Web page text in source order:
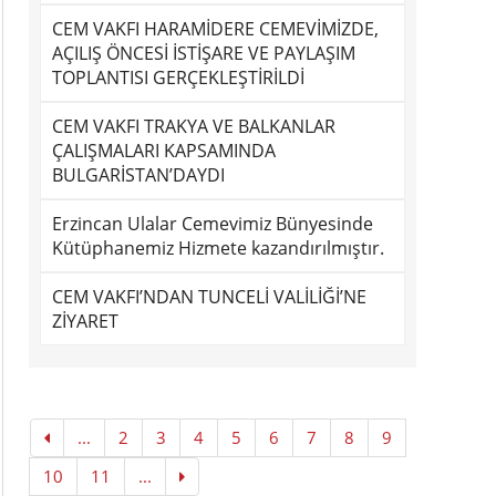
CEM VAKFI HARAMİDERE CEMEVİMİZDE,
AÇILIŞ ÖNCESİ İSTİŞARE VE PAYLAŞIM
TOPLANTISI GERÇEKLEŞTİRİLDİ
CEM VAKFI TRAKYA VE BALKANLAR
ÇALIŞMALARI KAPSAMINDA
BULGARİSTAN’DAYDI
Erzincan Ulalar Cemevimiz Bünyesinde
Kütüphanemiz Hizmete kazandırılmıştır.
CEM VAKFI’NDAN TUNCELİ VALİLİĞİ’NE
ZİYARET
... 2 3 4 5 6 7 8
9
10
11 ...